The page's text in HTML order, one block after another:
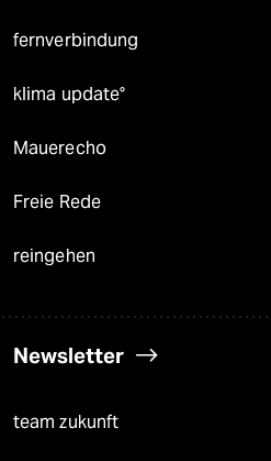
fernverbindung
klima update°
Mauerecho
Freie Rede
reingehen
Newsletter
team zukunft